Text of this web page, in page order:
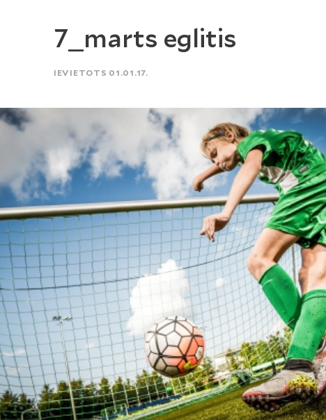
7_marts eglitis
IEVIETOTS 01.01.17.